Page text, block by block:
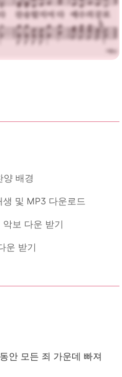
양 배경
및 MP3 다운로드
보 다운 받기
운 받기
안 모든 죄 가운데 빠져